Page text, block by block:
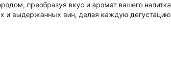
преобразуя вкус и аромат вашего напитка
и выдержанных вин, делая каждую дегустацию